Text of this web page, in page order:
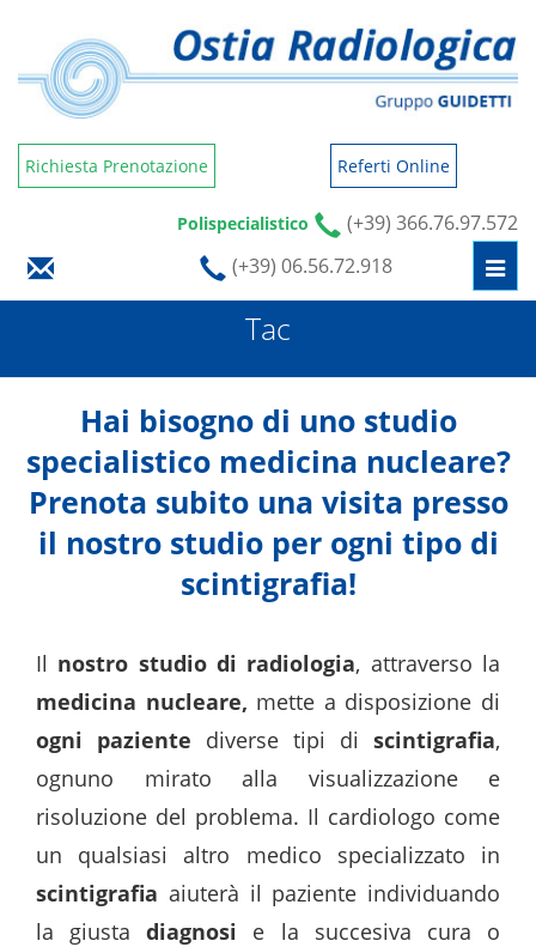
Richiesta Prenotazione Referti Online
Polispecialistico
(+39) 366.76.97.572
(+39) 06.56.72.918
Tac
Hai bisogno di uno studio
specialistico medicina nucleare?
Prenota subito una visita presso
il nostro studio per ogni tipo di
scintigrafia!
Il nostro studio di radiologia, attraverso la
medicina nucleare, mette a disposizione di
ogni paziente diverse tipi di scintigrafia,
ognuno mirato alla visualizzazione e
risoluzione del problema. Il cardiologo come
un qualsiasi altro medico specializzato in
scintigrafia aiuterà il paziente individuando
la giustadiagnosi e la succesiva cura o